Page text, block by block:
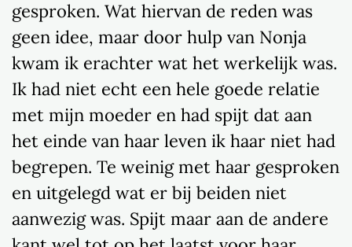
gesproken. Wat hiervan de reden was
geen idee, maar door hulp van Nonja
kwam ik erachter wat het werkelijk was.
Ik had niet echt een hele goede relatie
met mijn moeder en had spijt dat aan
het einde van haar leven ik haar niet had
begrepen. Te weinig met haar gesproken
en uitgelegd wat er bij beiden niet
aanwezig was. Spijt maar aan de andere